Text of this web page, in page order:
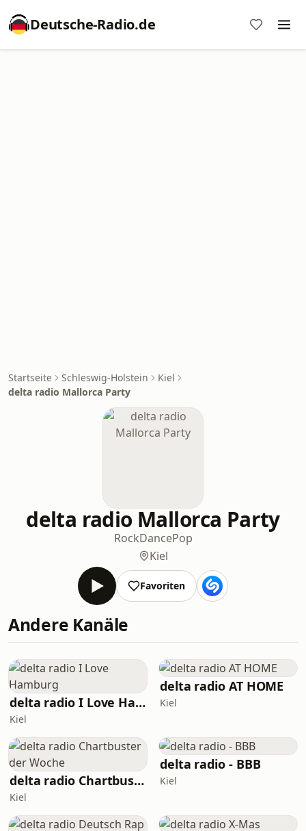
Deutsche-Radio.de
Startseite Schleswig-Holstein
Kiel
delta radio Mallorca Party
delta radio Mallorca Party
RockDancePop
Kiel
Favoriten
Andere Kanäle
delta radio I Love Hamburg
Kiel
delta radio AT HOME
Kiel
delta radio Chartbuster der Woche
Kiel
delta radio - BBB
Kiel